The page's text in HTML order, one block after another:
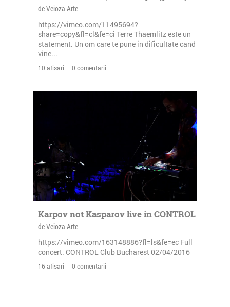
de Veioza Arte
https://vimeo.com/11495694?
share=copy&fl=cl&fe=ci Terre Thaemlitz este un
statement. Un om care te pune in dificultate cand
vine...
10 afisari | 0 comentarii
Karpov not Kasparov live in CONTROL
de Veioza Arte
https://vimeo.com/163148886?fl=ls&fe=ec Full
concert. CONTROL Club Bucharest 02/04/2016
16 afisari | 0 comentarii